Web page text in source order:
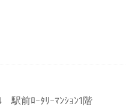
駅前ﾛｰﾀﾘｰﾏﾝｼｮﾝ1階